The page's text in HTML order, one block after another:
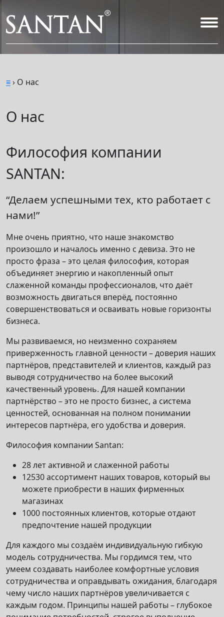
Skip
to
content
≡› О нас
О нас
Философия компании
SANTAN:
“Делаем успешными тех, кто работает с
нами!”
Мне очень приятно, что наше знакомство
произошло и началось именно с девиза. Это не
просто фраза – это целая философия, которая
объединяет энергию и накопленный опыт
слаженной команды профессионалов, что даёт
возможность двигаться вперёд, постоянно
совершенствоваться и осваивать новые горизонты
бизнеса.
Мы развиваемся, но неизменно сохраняем
приверженность главной ценности – доверия наших
партнёров, представителей и клиентов, каждый раз
выводя сотрудничество на более высокий
качественный уровень. Для нашей компании
партнёрство – это не просто бизнес, а система
ценностей, основанная на полном понимании
интересов партнёра, его удобства и доверия.
Философия компании Santan:
28 лет активной и слаженной работы
12530 ассортимент наших товаров, который вы
можете приобрести в наших фирменных
магазинах
1000 постоянных клиентов, которые отдают
предпочтение нашей продукции
Для каждого мы создаём индивидуальную гибкую
модель сотрудничества. Мы гордимся тем, что
умеем создавать наиболее комфортные условия
сотрудничества и оправдывать ожидания, благодаря
чему число наших партнёров увеличивается с
каждым годом. Принципы нашей работы – глубокое